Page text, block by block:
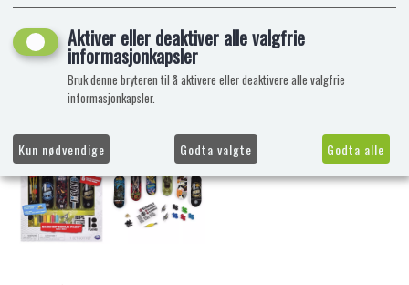
Aktiver eller deaktiver alle valgfrie
informasjonkapsler
Bruk denne bryteren til å aktivere eller deaktivere alle valgfrie
informasjonkapsler.
Kun nødvendige Godta valgte Godta alle